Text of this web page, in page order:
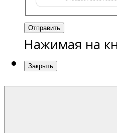
Отправить
Нажимая на
Закрыть